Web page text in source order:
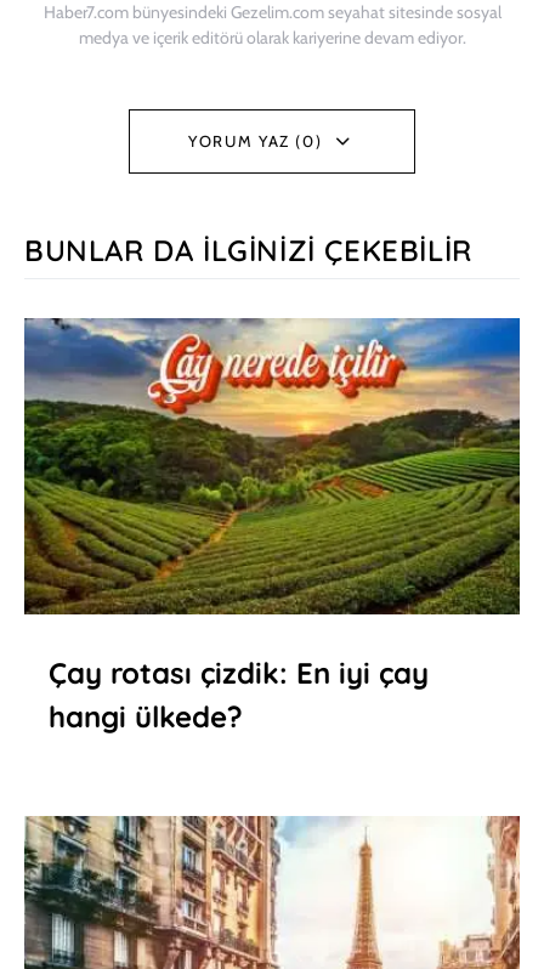
Haber7.com bünyesindeki Gezelim.com seyahat sitesinde sosyal
medya ve içerik editörü olarak kariyerine devam ediyor.
YORUM YAZ (0)
BUNLAR DA İLGINIZI ÇEKEBILIR
Çay rotası çizdik: En iyi çay
hangi ülkede?